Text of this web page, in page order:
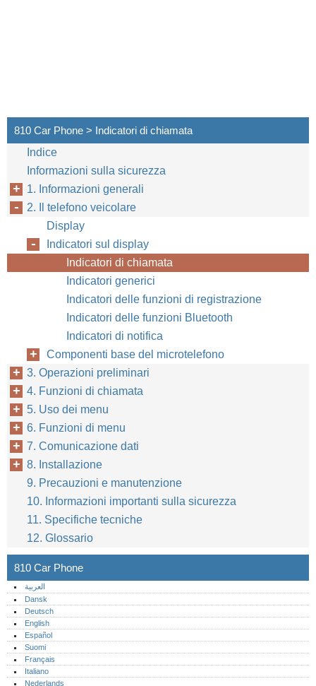
810 Car Phone > Indicatori di chiamata
Indice
Informazioni sulla sicurezza
1. Informazioni generali
2. Il telefono veicolare
Display
Indicatori sul display
Indicatori di chiamata
Indicatori generici
Indicatori delle funzioni di registrazione
Indicatori delle funzioni Bluetooth
Indicatori di notifica
Componenti base del microtelefono
3. Operazioni preliminari
4. Funzioni di chiamata
5. Uso dei menu
6. Funzioni di menu
7. Comunicazione dati
8. Installazione
9. Precauzioni e manutenzione
10. Informazioni importanti sulla sicurezza
11. Specifiche tecniche
12. Glossario
810 Car Phone
العربية
Dansk
Deutsch
English
Español
Suomi
Français
Italiano
Nederlands